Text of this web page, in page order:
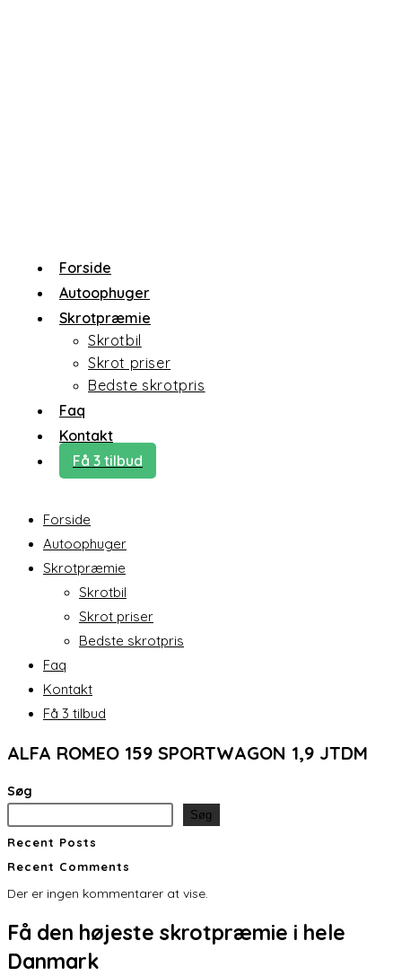
Forside
Autoophuger
Skrotpræmie
Skrotbil
Skrot priser
Bedste skrotpris
Faq
Kontakt
Få 3 tilbud
Forside
Autoophuger
Skrotpræmie
Skrotbil
Skrot priser
Bedste skrotpris
Faq
Kontakt
Få 3 tilbud
ALFA ROMEO 159 SPORTWAGON 1,9 JTDM
Søg
Søg
Recent Posts
Recent Comments
Der er ingen kommentarer at vise.
Få den højeste skrotpræmie i hele
Danmark